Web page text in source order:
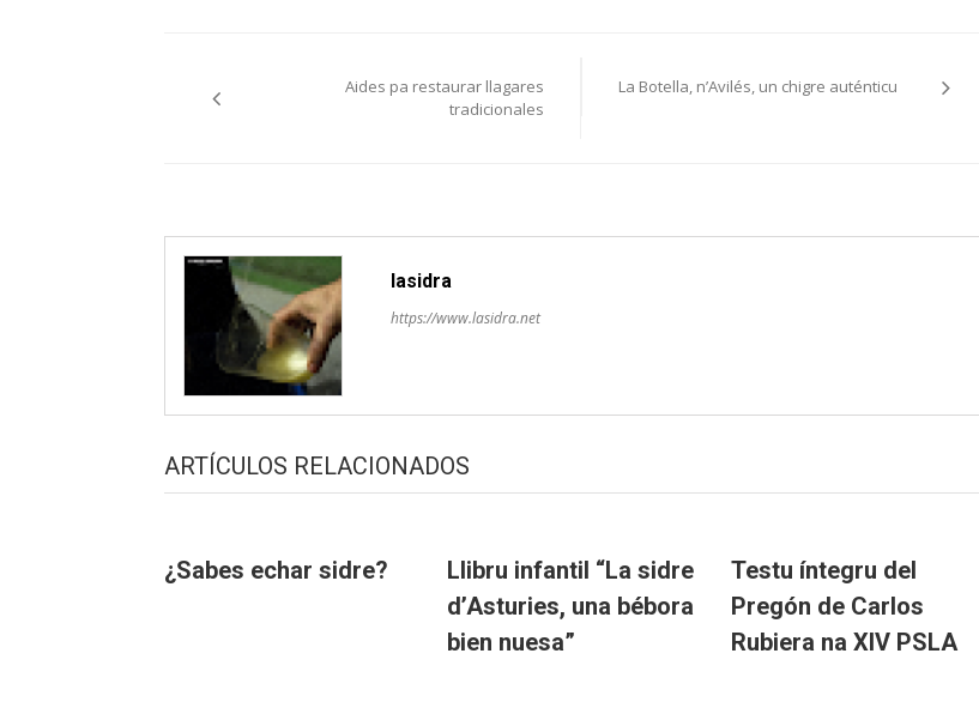
pelos
Aides pa restaurar llagares
tradicionales
La Botella, n’Avilés, un chigre auténticu
lasidra
https://www.lasidra.net
ARTÍCULOS RELACIONADOS
¿Sabes echar sidre?
Llibru infantil “La sidre
d’Asturies, una bébora
bien nuesa”
Testu íntegru del
Pregón de Carlos
Rubiera na XIV PSLA